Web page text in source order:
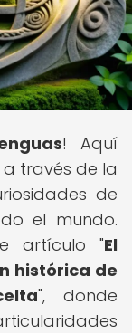
! Aquí
través de la
de
el mundo.
artículo "El
histórica de
", donde